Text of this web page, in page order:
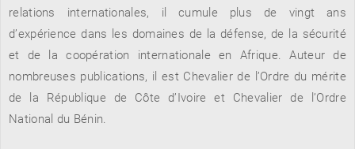
TOUT LE CATALOGUE
RENCONTRE AVEC…
REVUE DE PRESSE
relations internationales, il cumule plus de vingt ans
d’expérience dans les domaines de la défense, de la sécurité
et de la coopération internationale en Afrique. Auteur de
nombreuses publications, il est Chevalier de l’Ordre du mérite
de la République de Côte d’Ivoire et Chevalier de l’Ordre
National du Bénin.